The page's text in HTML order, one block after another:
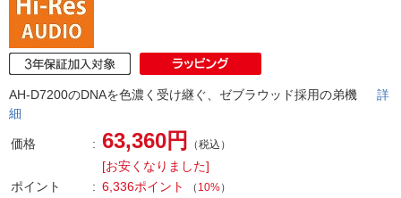
AH-D7200のDNAを色濃く受け継ぐ、ゼブラウッド採用の弟機 詳
細
価格 63,360円 （税込）
[お安くなりました]
ポイント
6,336ポイント （ 10%）